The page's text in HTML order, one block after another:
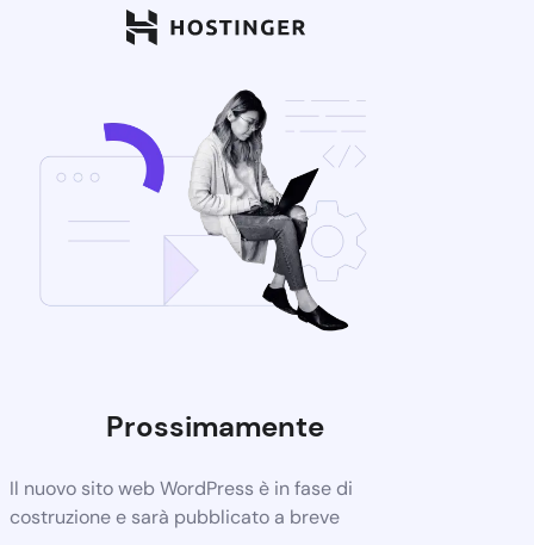
Prossimamente
Il nuovo sito web WordPress è in fase di
costruzione e sarà pubblicato a breve